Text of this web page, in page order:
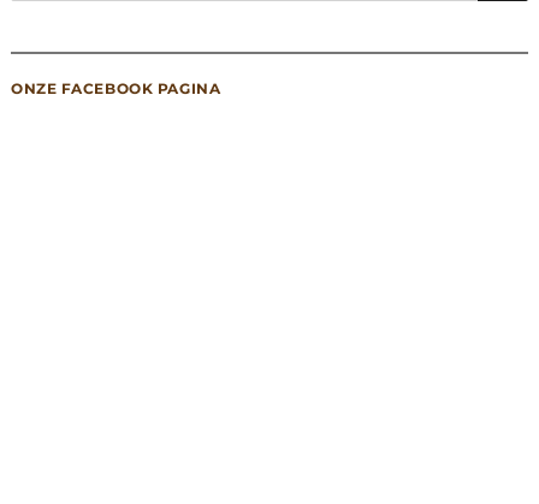
ONZE FACEBOOK PAGINA